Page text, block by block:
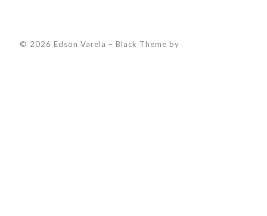
© 2026 Edson Varela – Black Theme by